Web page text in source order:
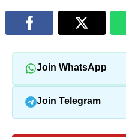
Join WhatsApp
Join Telegram